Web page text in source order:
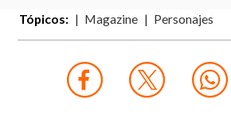
Tópicos: Magazine Personajes